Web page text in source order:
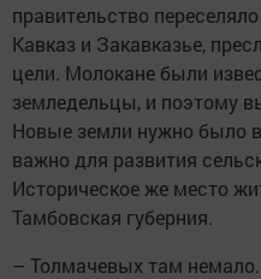
правительство
Кавказ и Закавказье,
цели. Молокане были
земледельцы, и поэтому
Новые земли нужно было
важно для развития
Историческое же место
Тамбовская губерния.
– Толмачевых там